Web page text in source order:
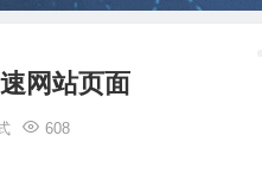
网站页面
608